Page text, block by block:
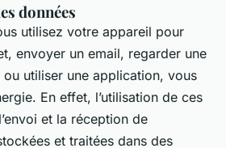
données
utilisez votre appareil pour
envoyer un email, regarder une
utiliser une application, vous
En effet, l’utilisation de ces
et la réception de
et traitées dans des